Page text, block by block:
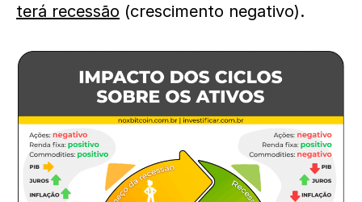
terá recessão (crescimento negativo).